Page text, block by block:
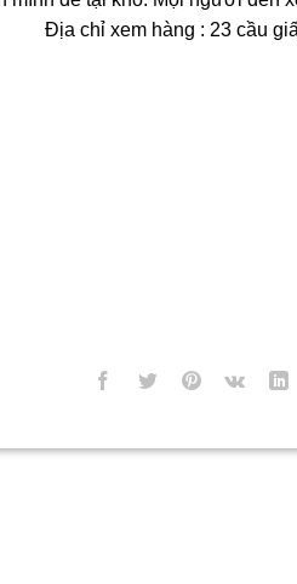
Địa chỉ xem hàng : 23 cầu